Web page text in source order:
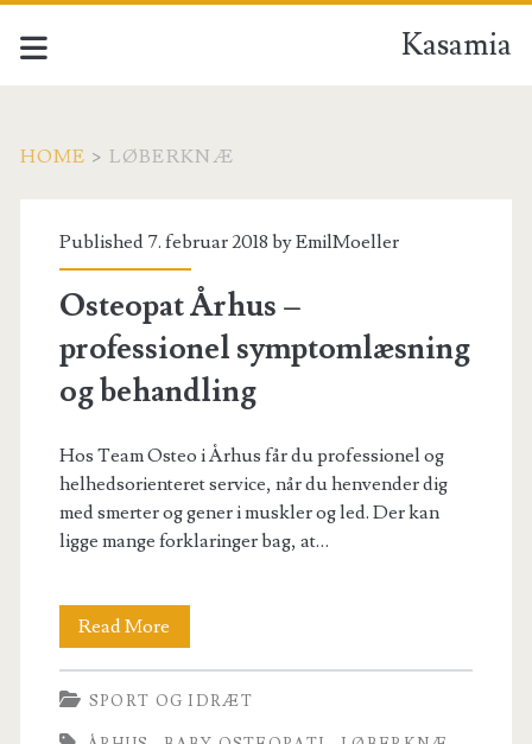
Kasamia
HOME > LØBERKNÆ
Tag:
<span>løberknæ</
Published 7. februar 2018 byEmilMoeller
Osteopat Århus –
professionel symptomlæsning
og behandling
Hos Team Osteo i Århus får du professionel og
helhedsorienteret service, når du henvender dig
med smerter og gener i muskler og led. Der kan
ligge mange forklaringer bag, at…
Read More
Århus
–
SPORT OG IDRÆT